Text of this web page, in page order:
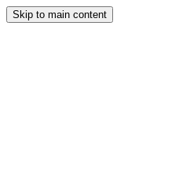
Skip to main content